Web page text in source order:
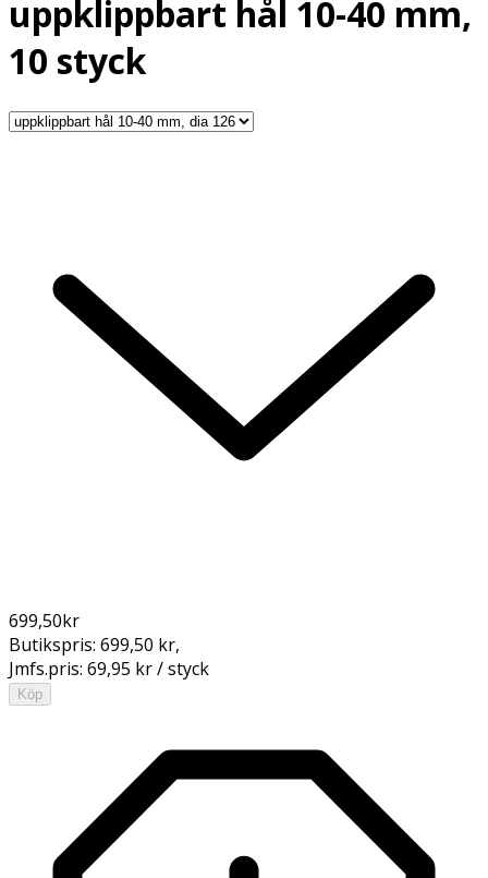
uppklippbart hål 10-40 mm,
10 styck
699,50kr
Butikspris: 699,50 kr,
Jmfs.pris: 69,95 kr / styck
Köp